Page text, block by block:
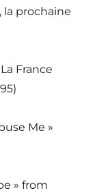
la prochaine
France
Me »
» from